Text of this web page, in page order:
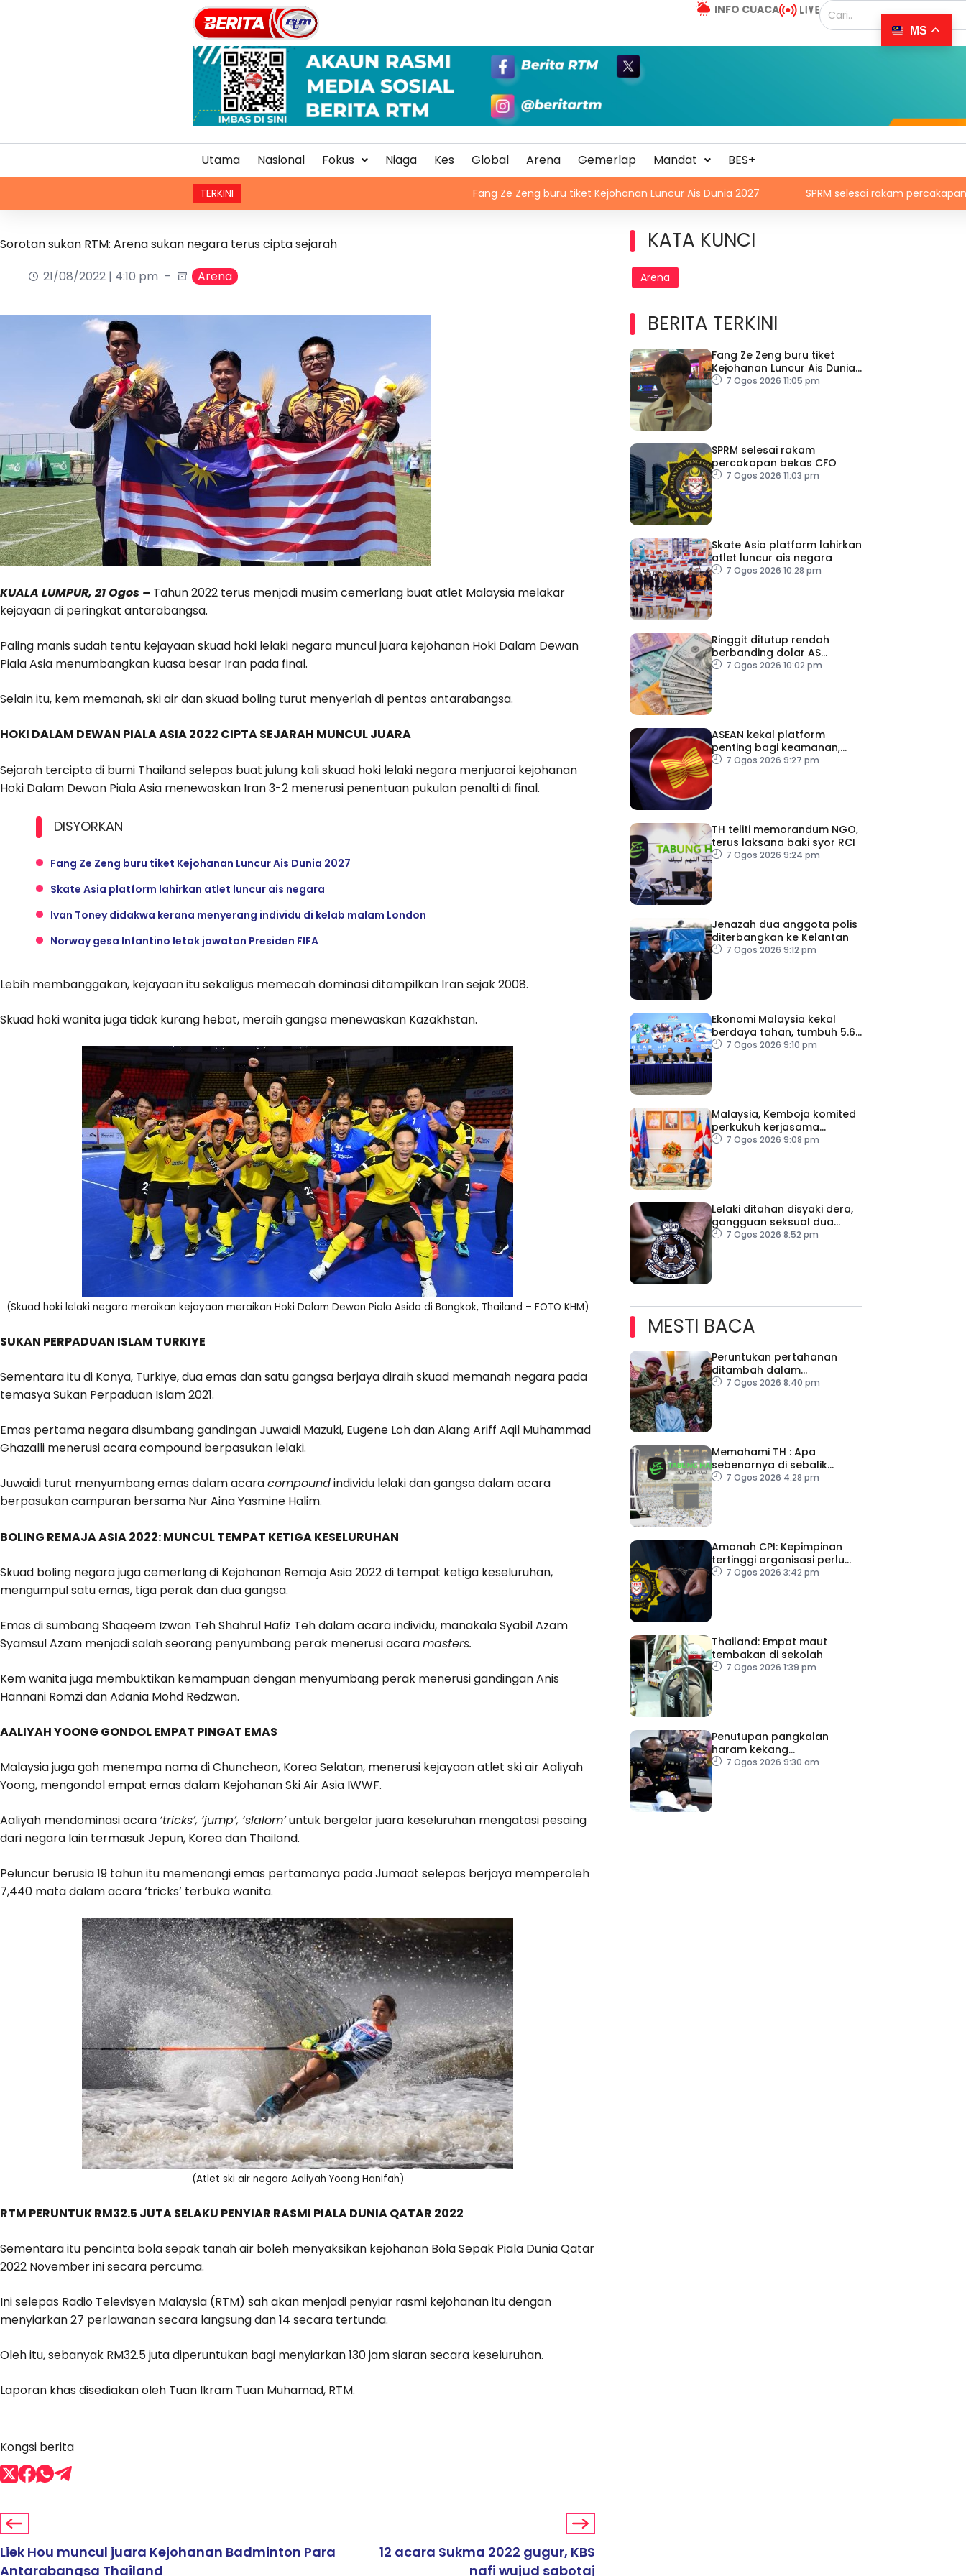
INFO CUACA
Utama Nasional Fokus Niaga Kes Global Arena Gemerlap Mandat BES+
TERKINI Fang Ze Zeng buru tiket Kejohanan Luncur Ais Dunia 2027 SPRM selesai rakam percakapan bekas CFO
Sorotan sukan RTM: Arena sukan negara terus cipta sejarah
21/08/2022 | 4:10 pm
Arena
KUALA LUMPUR, 21 Ogos – Tahun 2022 terus menjadi musim cemerlang buat atlet Malaysia melakar
kejayaan di peringkat antarabangsa.
Paling manis sudah tentu kejayaan skuad hoki lelaki negara muncul juara kejohanan Hoki Dalam Dewan
Piala Asia menumbangkan kuasa besar Iran pada final.
Selain itu, kem memanah, ski air dan skuad boling turut menyerlah di pentas antarabangsa.
HOKI DALAM DEWAN PIALA ASIA 2022 CIPTA SEJARAH MUNCUL JUARA
Sejarah tercipta di bumi Thailand selepas buat julung kali skuad hoki lelaki negara menjuarai kejohanan
Hoki Dalam Dewan Piala Asia menewaskan Iran 3-2 menerusi penentuan pukulan penalti di final.
DISYORKAN
Fang Ze Zeng buru tiket Kejohanan Luncur Ais Dunia 2027
Skate Asia platform lahirkan atlet luncur ais negara
Ivan Toney didakwa kerana menyerang individu di kelab malam London
Norway gesa Infantino letak jawatan Presiden FIFA
Lebih membanggakan, kejayaan itu sekaligus memecah dominasi ditampilkan Iran sejak 2008.
Skuad hoki wanita juga tidak kurang hebat, meraih gangsa menewaskan Kazakhstan.
(Skuad hoki lelaki negara meraikan kejayaan meraikan Hoki Dalam Dewan Piala Asida di Bangkok, Thailand – FOTO KHM)
SUKAN PERPADUAN ISLAM TURKIYE
Sementara itu di Konya, Turkiye, dua emas dan satu gangsa berjaya diraih skuad memanah negara pada
temasya Sukan Perpaduan Islam 2021.
Emas pertama negara disumbang gandingan Juwaidi Mazuki, Eugene Loh dan Alang Ariff Aqil Muhammad
Ghazalli menerusi acara compound berpasukan lelaki.
Juwaidi turut menyumbang emas dalam acaracompoundindividu lelaki dan gangsa dalam acara
berpasukan campuran bersama Nur Aina Yasmine Halim.
BOLING REMAJA ASIA 2022: MUNCUL TEMPAT KETIGA KESELURUHAN
Skuad boling negara juga cemerlang di Kejohanan Remaja Asia 2022 di tempat ketiga keseluruhan,
mengumpul satu emas, tiga perak dan dua gangsa.
Emas di sumbang Shaqeem Izwan Teh Shahrul Hafiz Teh dalam acara individu, manakala Syabil Azam
Syamsul Azam menjadi salah seorang penyumbang perak menerusi acaramasters.
Kem wanita juga membuktikan kemampuan dengan menyumbang perak menerusi gandingan Anis
Hannani Romzi dan Adania Mohd Redzwan.
AALIYAH YOONG GONDOL EMPAT PINGAT EMAS
Malaysia juga gah menempa nama di Chuncheon, Korea Selatan, menerusi kejayaan atlet ski air Aaliyah
Yoong, mengondol empat emas dalam Kejohanan Ski Air Asia IWWF.
Aaliyah mendominasi acara ‘tricks’, ‘jump’, ‘slalom’untuk bergelar juara keseluruhan mengatasi pesaing
dari negara lain termasuk Jepun, Korea dan Thailand.
Peluncur berusia 19 tahun itu memenangi emas pertamanya pada Jumaat selepas berjaya memperoleh
7,440 mata dalam acara ‘tricks’ terbuka wanita.
(Atlet ski air negara Aaliyah Yoong Hanifah)
RTM PERUNTUK RM32.5 JUTA SELAKU PENYIAR RASMI PIALA DUNIA QATAR 2022
Sementara itu pencinta bola sepak tanah air boleh menyaksikan kejohanan Bola Sepak Piala Dunia Qatar
2022 November ini secara percuma.
Ini selepas Radio Televisyen Malaysia (RTM) sah akan menjadi penyiar rasmi kejohanan itu dengan
menyiarkan 27 perlawanan secara langsung dan 14 secara tertunda.
Oleh itu, sebanyak RM32.5 juta diperuntukan bagi menyiarkan 130 jam siaran secara keseluruhan.
Laporan khas disediakan oleh Tuan Ikram Tuan Muhamad, RTM.
Kongsi berita
Liek Hou muncul juara Kejohanan Badminton Para
Antarabangsa Thailand
12 acara Sukma 2022 gugur, KBS
nafi wujud sabotaj
KATA KUNCI
Arena
BERITA TERKINI
Fang Ze Zeng buru tiket
Kejohanan Luncur Ais Dunia
20277 Ogos 2026 11:05 pm
SPRM selesai rakam
percakapan bekas CFO
7 Ogos 2026 11:03 pm
Skate Asia platform lahirkan
atlet luncur ais negara
7 Ogos 2026 10:28 pm
Ringgit ditutup rendah
berbanding dolar AS
menjelang pengumuman
7 Ogos 2026 10:02 pm
ASEAN kekal platform
penting bagi keamanan,
kestabilan serantau –
7 Ogos 2026 9:27 pm
TH teliti memorandum NGO,
terus laksana baki syor RCI
7 Ogos 2026 9:24 pm
Jenazah dua anggota polis
diterbangkan ke Kelantan
7 Ogos 2026 9:12 pm
Ekonomi Malaysia kekal
berdaya tahan, tumbuh 5.6
peratus
7 Ogos 2026 9:10 pm
Malaysia, Kemboja komited
perkukuh kerjasama
pertahanan
7 Ogos 2026 9:08 pm
Lelaki ditahan disyaki dera,
gangguan seksual dua
anak kandung
7 Ogos 2026 8:52 pm
MESTI BACA
Peruntukan pertahanan
ditambah dalam
Belanjawan 2027
7 Ogos 2026 8:40 pm
Memahami TH : Apa
sebenarnya di sebalik
angka
7 Ogos 2026 4:28 pm
Amanah CPI: Kepimpinan
tertinggi organisasi perlu
pacu reformasi radikal
7 Ogos 2026 3:42 pm
Thailand: Empat maut
tembakan di sekolah
7 Ogos 2026 1:39 pm
Penutupan pangkalan
haram kekang
penyeludupan di Kelantan
7 Ogos 2026 9:30 am
MS